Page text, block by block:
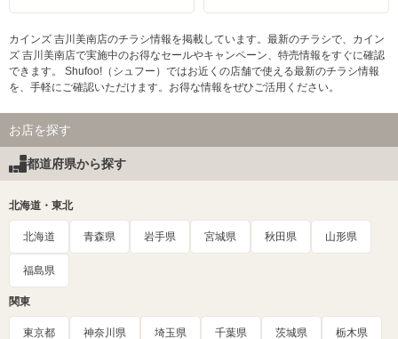
カインズ 吉川美南店のチラシ情報を掲載しています。最新のチラシで、カイン
ズ 吉川美南店で実施中のお得なセールやキャンペーン、特売情報をすぐに確認
できます。 Shufoo!（シュフー）ではお近くの店舗で使える最新のチラシ情報
を、手軽にご確認いただけます。お得な情報をぜひご活用ください。
お店を探す
都道府県から探す
北海道・東北
北海道 青森県 岩手県 宮城県 秋田県 山形県
福島県
関東
東京都 神奈川県 埼玉県 千葉県 茨城県 栃木県